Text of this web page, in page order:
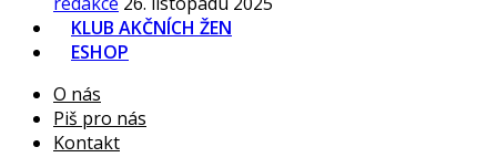
KLUB AKČNÍCH ŽEN
ESHOP
O nás
Piš pro nás
Kontakt